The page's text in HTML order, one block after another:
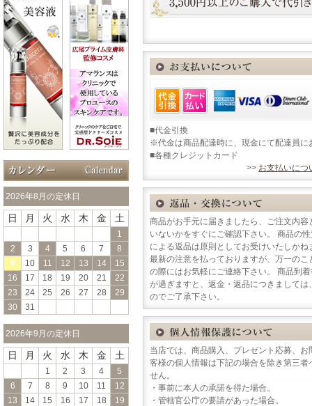
2026年8月の定休日
日 月 火 水 木 金 土
1
2
3 4 5 6 7
8
9
10 11 12 13 14
15
16
17 18 19 20 21
22
23
24 25 26 27 28
29
30
31
2026年9月の定休日
日 月 火 水 木 金 土
1 2 3 4
5
6
7 8 9 10 11
12
13
14 15 16 17 18
19
■代金引換
※代金は商品配達時に、現金にて配達員に
■各種クレジットカード
>> お支払いにつ
商品がお手元に届きましたら、ご注文内
いないかをすぐにご確認下さい。 商品の
による返品は原則としてお受けいたしか
最新の注意を払っておりますが、万一の
の際にはお気軽にご連絡下さい。 商品到
が過ぎますと、返金・返品につきまして
のでご了承下さい。
当店では、商品購入、プレゼント応募、
客様の個人情報は下記の場合を除き第三
せん。
・事前に本人の承諾を得た場合。
・管轄官公庁の要請があった場合。